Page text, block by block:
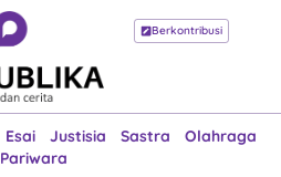
Berkontribusi
Esai Justisia Sastra
Olahraga
Pariwara
Beranda
Esai
Justisia
Sastra
Olahraga
Pariwara